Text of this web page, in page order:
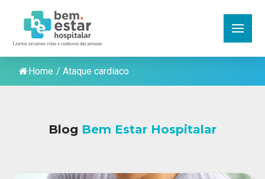
Home / Ataque cardíaco
Blog Bem Estar Hospitalar